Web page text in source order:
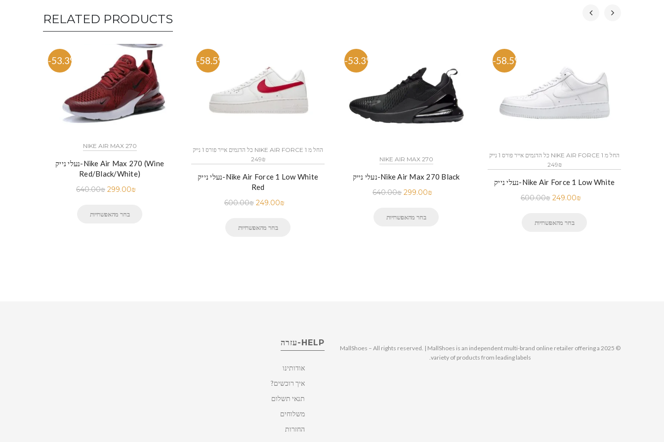
RELATED PRODUCTS
-53.3%
NIKE AIR MAX 270
נעלי נייק-Nike Air Max 270 (Wine
Red/Black/White)
640.00₪ 299.00₪
בחר מהאפשרויות
-58.5%
כל הדגמים אייר פורס 1 נייק NIKE AIR FORCE 1 החל מ
249₪
נעלי נייק-Nike Air Force 1 Low White
Red
600.00₪ 249.00₪
בחר מהאפשרויות
-53.3%
NIKE AIR MAX 270
נעלי נייק-Nike Air Max 270 Black
640.00₪ 299.00₪
בחר מהאפשרויות
-58.5%
כל הדגמים אייר פורס 1 נייק NIKE AIR FORCE 1 החל מ
249₪
נעלי נייק-Nike Air Force 1 Low White
600.00₪ 249.00₪
בחר מהאפשרויות
HELP-עזרה
אודותינו
איך רוכשים?
תנאי תשלום
משלוחים
החזרות
© 2025 MallShoes – All rights reserved. | MallShoes is an independent multi-brand online retailer offering a
variety of products from leading labels.